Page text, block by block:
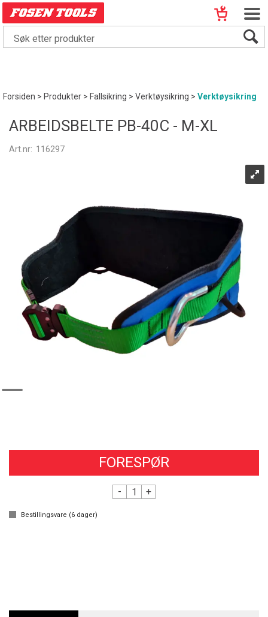
Forsiden>Produkter>Fallsikring>Verktøysikring>Verktøysikring
ARBEIDSBELTE PB-40C - M-XL
Art.nr: 116297
FORESPØR
- +
Bestillingsvare (6 dager)